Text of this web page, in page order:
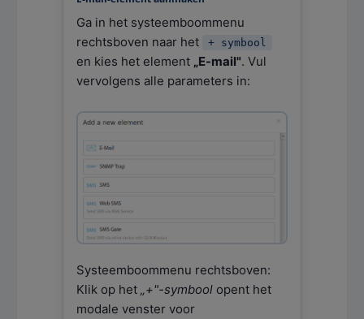
Ga in het systeemboommenu
rechtsboven naar het
+ symbool
en kies het element „E-mail". Vul
vervolgens alle parameters in:
Systeemboommenu rechtsboven:
Klik op het „+"-symbool opent het
modale venster voor